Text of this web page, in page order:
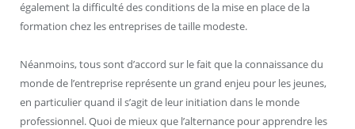
également la difficulté des conditions de la mise en place de la
formation chez les entreprises de taille modeste.
Néanmoins, tous sont d’accord sur le fait que la connaissance du
monde de l’entreprise représente un grand enjeu pour les jeunes,
en particulier quand il s’agit de leur initiation dans le monde
professionnel. Quoi de mieux que l’alternance pour apprendre les